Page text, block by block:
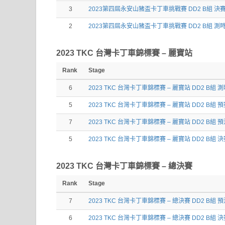
3 2023第四屆永安山豬盃卡丁車挑戰賽 DD2 B組 決
2 2023第四屆永安山豬盃卡丁車挑戰賽 DD2 B組 測
2023 TKC 台灣卡丁車錦標賽 – 麗寶站
Rank Stage
6 2023 TKC 台灣卡丁車錦標賽 – 麗寶站 DD2 B組 測
5 2023 TKC 台灣卡丁車錦標賽 – 麗寶站 DD2 B組 預
7 2023 TKC 台灣卡丁車錦標賽 – 麗寶站 DD2 B組 預
5 2023 TKC 台灣卡丁車錦標賽 – 麗寶站 DD2 B組 決
2023 TKC 台灣卡丁車錦標賽 – 總決賽
Rank Stage
7 2023 TKC 台灣卡丁車錦標賽 – 總決賽 DD2 B組 預
6 2023 TKC 台灣卡丁車錦標賽 – 總決賽 DD2 B組 決